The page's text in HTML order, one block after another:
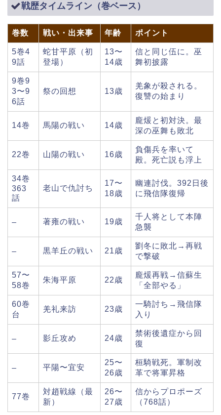
戦歴タイムライン（巻ベース）
巻数 戦い・出来事 年齢 ポイント
5巻4
9話
蛇甘平原（初
登場）
13〜
14歳
信と同じ伍に。巫
舞初披露
9巻9
3〜9
6話
祭の回想 13歳
羌象が殺される。
復讐の始まり
14巻 馬陽の戦い 14歳
龐煖と初対決。最
深の巫舞も敗北
22巻 山陽の戦い 16歳
負傷兵を率いて
殿。死亡説も浮上
34巻
363
話
老山で仇討ち
17〜
18歳
幽連討伐。392日後
に飛信隊復帰
– 著雍の戦い 19歳
千人将として本陣
急襲
– 黒羊丘の戦い 21歳
劉冬に敗北→再戦
で撃破
57〜
58巻
朱海平原 22歳
龐煖再戦→信蘇生
「全部やる」
60巻
台
羌礼来訪 23歳
一騎討ち→飛信隊
入り
– 影丘攻め 24歳
禁術後遺症から回
復
– 平陽〜宜安
25〜
26歳
桓騎戦死。軍制改
革で将軍昇格
77巻
対趙戦線（最
新）
26〜
27歳
信からプロポーズ
（768話）